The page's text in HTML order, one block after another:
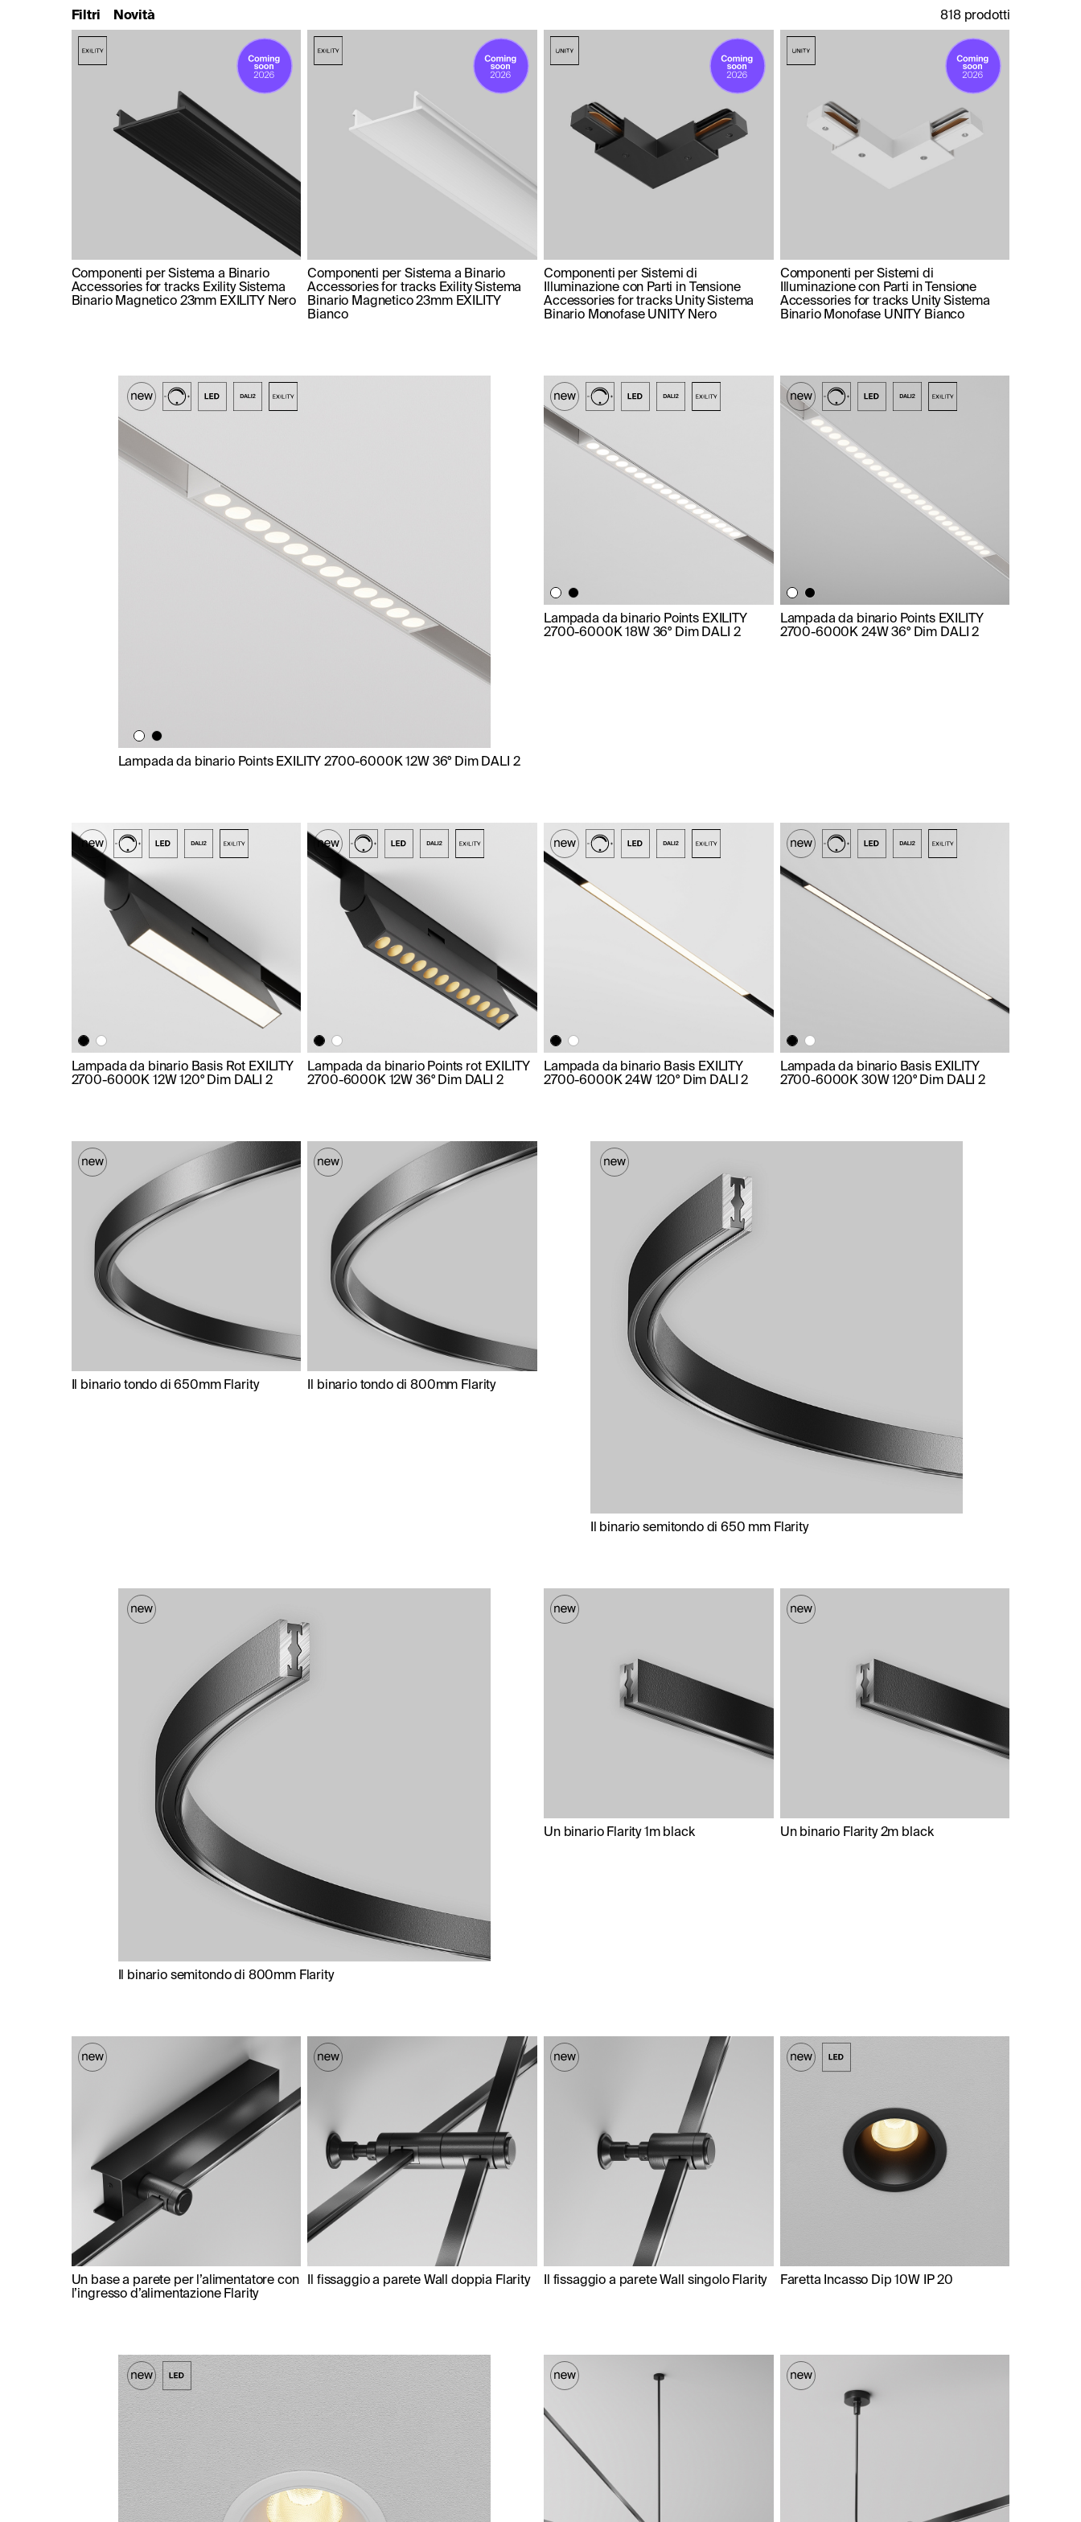
Filtri Novità 818 prodotti
Componenti per Sistema a Binario
Accessories for tracks Exility Sistema
Binario Magnetico 23mm EXILITY Nero
Componenti per Sistema a Binario
Accessories for tracks Exility Sistema
Binario Magnetico 23mm EXILITY
Bianco
Componenti per Sistemi di
Illuminazione con Parti in Tensione
Accessories for tracks Unity Sistema
Binario Monofase UNITY Nero
Componenti per Sistemi di
Illuminazione con Parti in Tensione
Accessories for tracks Unity Sistema
Binario Monofase UNITY Bianco
Lampada da binario Points EXILITY 2700-6000K 12W 36° Dim DALI 2
Lampada da binario Points EXILITY
2700-6000K 18W 36° Dim DALI 2
Lampada da binario Points EXILITY
2700-6000K 24W 36° Dim DALI 2
Lampada da binario Basis Rot EXILITY
2700-6000K 12W 120° Dim DALI 2
Lampada da binario Points rot EXILITY
2700-6000K 12W 36° Dim DALI 2
Lampada da binario Basis EXILITY
2700-6000K 24W 120° Dim DALI 2
Lampada da binario Basis EXILITY
2700-6000K 30W 120° Dim DALI 2
Il binario tondo di 650mm Flarity Il binario tondo di 800mm Flarity
Il binario semitondo di 650 mm Flarity
Il binario semitondo di 800mm Flarity
Un binario Flarity 1m black Un binario Flarity 2m black
Un base a parete per l’alimentatore con
l’ingresso d’alimentazione Flarity
Il fissaggio a parete Wall doppia Flarity Il fissaggio a parete Wall singolo Flarity Faretta Incasso Dip 10W IP 20